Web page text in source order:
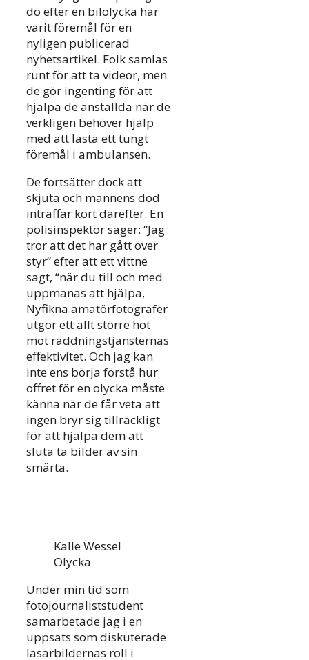
dö efter en bilolycka har
varit föremål för en
nyligen publicerad
nyhetsartikel. Folk samlas
runt för att ta videor, men
de gör ingenting för att
hjälpa de anställda när de
verkligen behöver hjälp
med att lasta ett tungt
föremål i ambulansen.
De fortsätter dock att
skjuta och mannens död
inträffar kort därefter. En
polisinspektör säger: “Jag
tror att det har gått över
styr” efter att ett vittne
sagt, “när du till och med
uppmanas att hjälpa,
Nyfikna amatörfotografer
utgör ett allt större hot
mot räddningstjänsternas
effektivitet. Och jag kan
inte ens börja förstå hur
offret för en olycka måste
känna när de får veta att
ingen bryr sig tillräckligt
för att hjälpa dem att
sluta ta bilder av sin
smärta.
Kalle Wessel
Olycka
Under min tid som
fotojournaliststudent
samarbetade jag i en
uppsats som diskuterade
läsarbildernas roll i